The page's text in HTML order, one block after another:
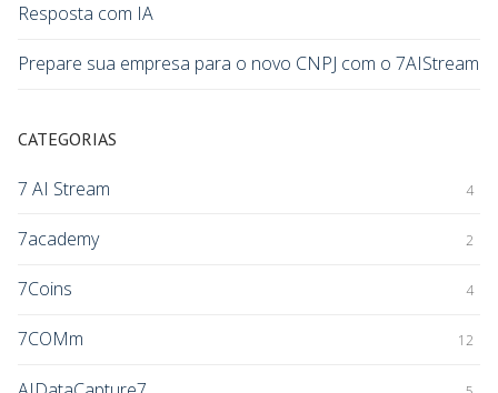
Resposta com IA
Prepare sua empresa para o novo CNPJ com o 7AIStream
CATEGORIAS
7 AI Stream 4
7academy 2
7Coins 4
7COMm 12